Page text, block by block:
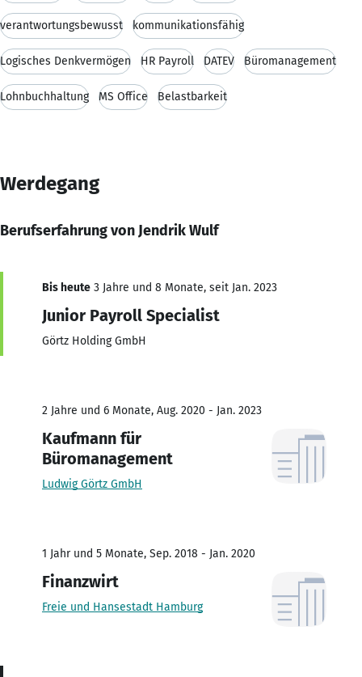
verantwortungsbewusst kommunikationsfähig
Logisches Denkvermögen HR Payroll DATEV Büromanagement
Lohnbuchhaltung MS Office Belastbarkeit
Werdegang
Berufserfahrung von Jendrik Wulf
Bis heute 3 Jahre und 8 Monate, seit Jan. 2023
Junior Payroll Specialist
Görtz Holding GmbH
2 Jahre und 6 Monate, Aug. 2020 - Jan. 2023
Kaufmann für
Büromanagement
Ludwig Görtz GmbH
1 Jahr und 5 Monate, Sep. 2018 - Jan. 2020
Finanzwirt
Freie und Hansestadt Hamburg